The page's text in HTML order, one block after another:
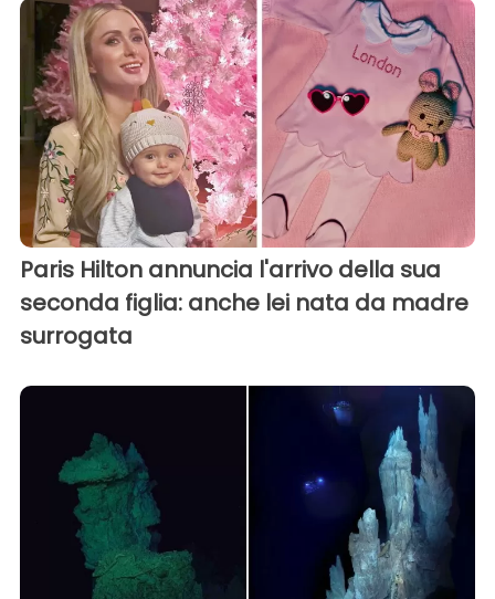
Paris Hilton annuncia l'arrivo della sua
seconda figlia: anche lei nata da madre
surrogata